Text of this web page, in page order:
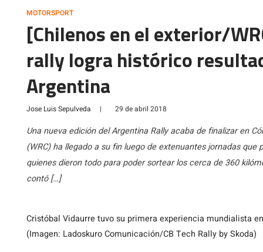
MOTORSPORT
[Chilenos en el exterior/
rally logra histórico
Argentina
Jose Luis Sepulveda | 29 de abril 2018
Una nueva edición del Argentina Rally acaba de finalizar en
(WRC) ha llegado a su fin luego de extenuantes jornadas
quienes dieron todo para poder sortear los cerca de 360
contó […]
Cristóbal Vidaurre tuvo su primera experiencia mundialista
(Imagen: Ladoskuro Comunicación/CB Tech Rally by Skoda)